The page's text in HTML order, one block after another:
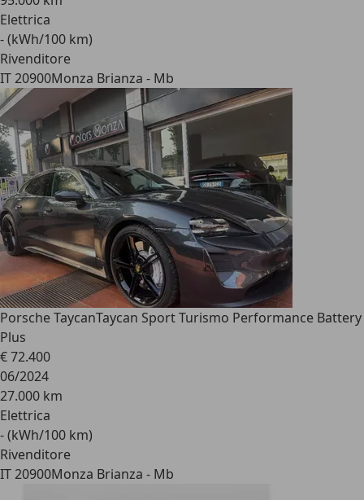
Elettrica
- (kWh/100 km)
Rivenditore
IT 20900Monza Brianza - Mb
Porsche TaycanTaycan Sport Turismo Performance Battery
Plus
€ 72.400
06/2024
27.000 km
Elettrica
- (kWh/100 km)
Rivenditore
IT 20900Monza Brianza - Mb